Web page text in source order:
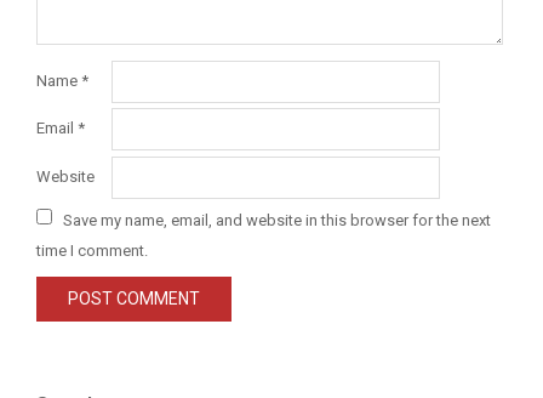
Name *
Email *
Website
Save my name, email, and website in this browser for the next
time I comment.